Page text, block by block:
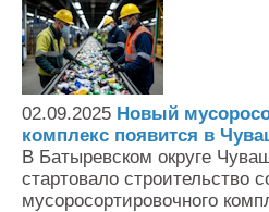
02.09.2025 Новый
комплекс появится в
В Батыревском округе
стартовало строительство
мусоросортировочного